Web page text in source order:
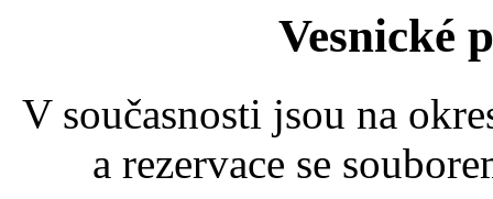
Vesnické
V současnosti jsou na
a rezervace se